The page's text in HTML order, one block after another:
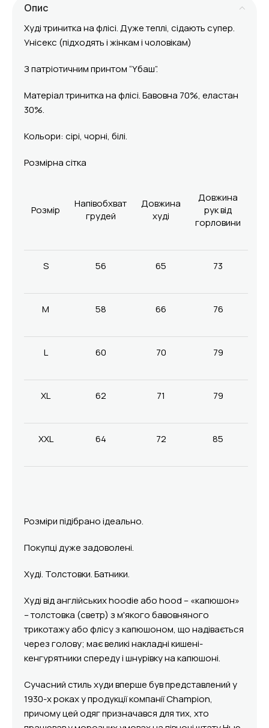
Опис
Худі тринитка на флісі. Дуже теплі, сідають супер.
Унісекс (підходять і жінкам і чоловікам)
З патріотичним принтом “Yбаш”.
Матеріал тринитка на флісі. Бавовна 70%, еластан
30%.
Кольори: сірі, чорні, білі.
Розмірна сітка
Розмір
Напівобхват
грудей
Довжина
худі
Довжина
рук від
горловини
S 56 65 73
M 58 66 76
L 60 70 79
XL 62 71 79
XXL 64 72 85
Розміри підібрано ідеально.
Покупці дуже задоволені.
Худі. Толстовки. Батники.
Худі від англійських hoodie або hood – «капюшон»
– толстовка (светр) з м'якого бавовняного
трикотажу або флісу з капюшоном, що надівається
через голову; має великі накладні кишені-
кенгурятники спереду і шнурівку на капюшоні.
Сучасний стиль худи вперше був представлений у
1930-х роках у продукції компанії Champion,
причому цей одяг призначався для тих, хто